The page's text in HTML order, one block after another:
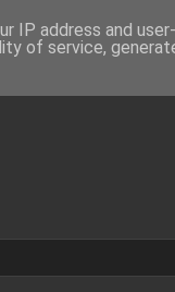
IP address and
of service,